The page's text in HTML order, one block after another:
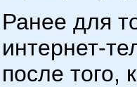
Ранее для
интернет-
после того,